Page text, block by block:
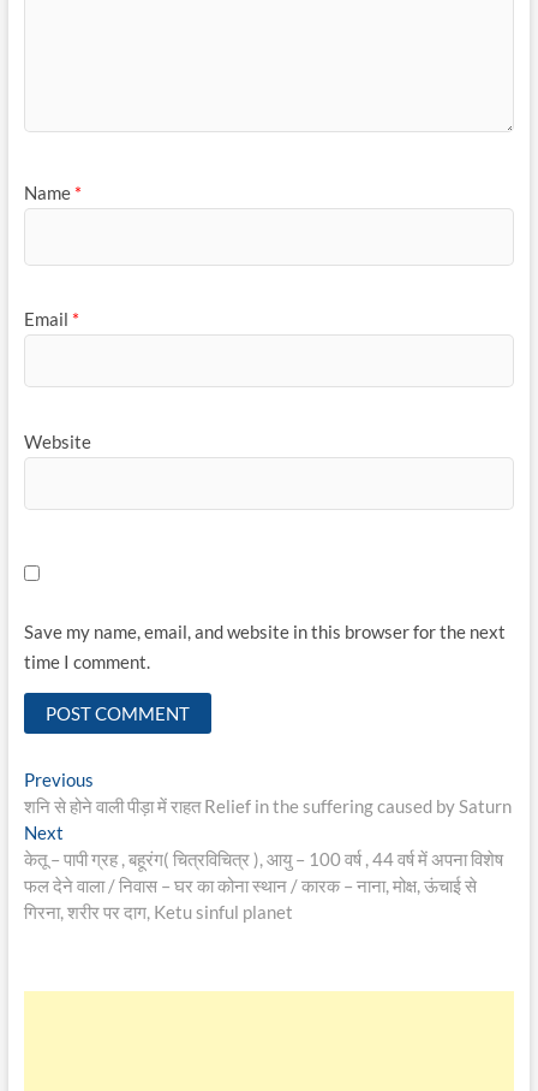
Name *
Email *
Website
Save my name, email, and website in this browser for the next
time I comment.
Post
navigation
PreviousPrevious
post:
शनि से होने वाली पीड़ा में राहत Relief in the suffering caused by Saturn
NextNext
post:
केतू – पापी ग्रह , बहूरंग( चित्रविचित्र ), आयु – 100 वर्ष , 44 वर्ष में अपना विशेष
फल देने वाला / निवास – घर का कोना स्थान / कारक – नाना, मोक्ष, ऊंचाई से
गिरना, शरीर पर दाग, Ketu sinful planet